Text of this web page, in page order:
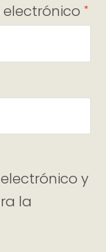
electrónico *
y
la